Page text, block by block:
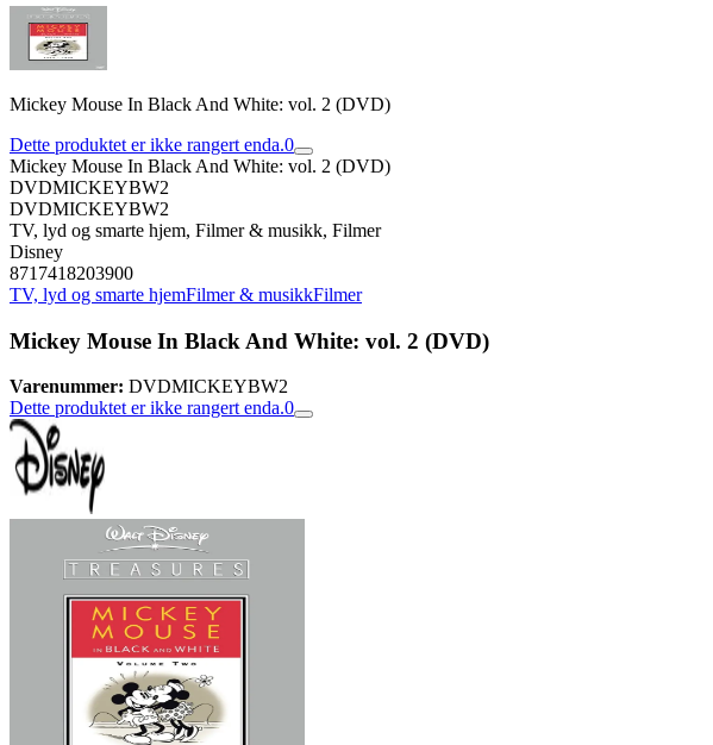
Mickey Mouse In Black And White: vol. 2 (DVD)
Dette produktet er ikke rangert enda.0
Mickey Mouse In Black And White: vol. 2 (DVD)
DVDMICKEYBW2
DVDMICKEYBW2
TV, lyd og smarte hjem, Filmer & musikk, Filmer
Disney
8717418203900
TV, lyd og smarte hjemFilmer & musikkFilmer
Mickey Mouse In Black And White: vol. 2 (DVD)
Varenummer: DVDMICKEYBW2
Dette produktet er ikke rangert enda.0